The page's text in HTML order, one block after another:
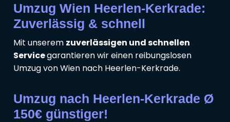
Umzug Wien Heerlen-Kerkrade:
Zuverlässig & schnell
Mit unserem zuverlässigen und schnellen
Servicegarantieren wir einen reibungslosen
Umzug von Wien nach Heerlen-Kerkrade.
Umzug nach Heerlen-Kerkrade Ø
150€ günstiger!